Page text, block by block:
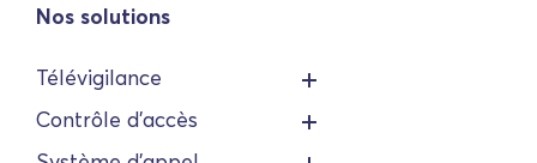
Nos solutions
Télévigilance
Contrôle d'accès